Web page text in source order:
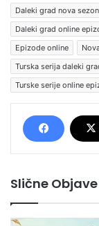
Daleki grad nova
Daleki grad online
Epizode online
Turska serija daleki
Turske serije online
Slične Objave